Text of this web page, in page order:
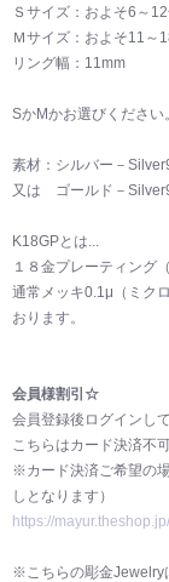
Ｓサイズ：およそ6～
Ｍサイズ：およそ11～
リング幅：11mm
SかMかお選びください。
素材：シルバー－
又は ゴールド－
K18GPとは...
１８金プレーティング
通常メッキ0.1μ（ミク
おります。
会員様割引☆
会員登録後ログインし
こちらはカード決済不
※カード決済ご希望の
しとなります）
https://
※こちらの彫金Jewelry